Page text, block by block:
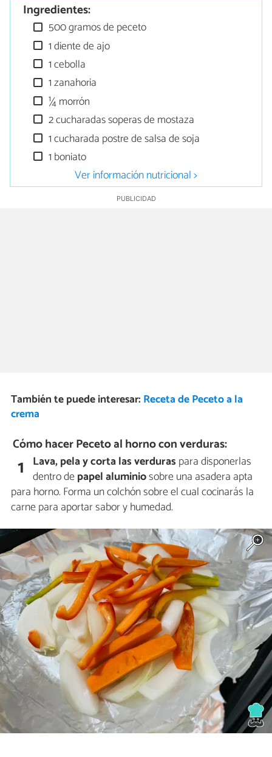
Ingredientes:
500 gramos de peceto
1 diente de ajo
1 cebolla
1 zanahoria
¼ morrón
2 cucharadas soperas de mostaza
1 cucharada postre de salsa de soja
1 boniato
Ver información nutricional >
También te puede interesar: Receta de Peceto a la
crema
Cómo hacer Peceto al horno con verduras:
1 Lava, pela y corta las verduras para disponerlas
dentro depapel aluminiosobre una asadera apta
para horno. Forma un colchón sobre el cual cocinarás la
carne para aportar sabor y humedad.